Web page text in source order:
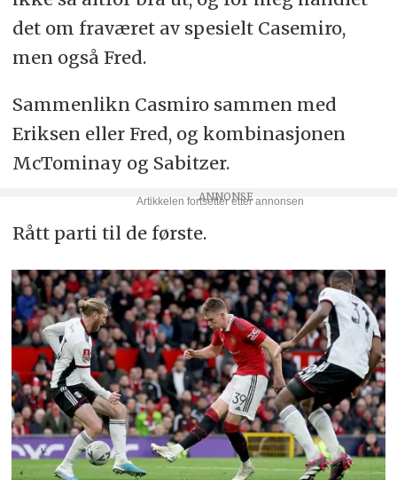
det om fraværet av spesielt Casemiro,
men også Fred.
Sammenlikn Casmiro sammen med
Eriksen eller Fred, og kombinasjonen
McTominay og Sabitzer.
Rått parti til de første.